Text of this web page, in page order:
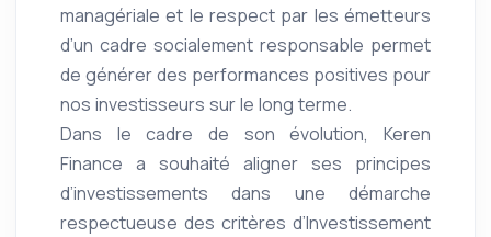
managériale et le respect par les émetteurs
d’un cadre socialement responsable permet
de générer des performances positives pour
nos investisseurs sur le long terme.
Dans le cadre de son évolution, Keren
Finance a souhaité aligner ses principes
d’investissements dans une démarche
respectueuse des critères d’Investissement